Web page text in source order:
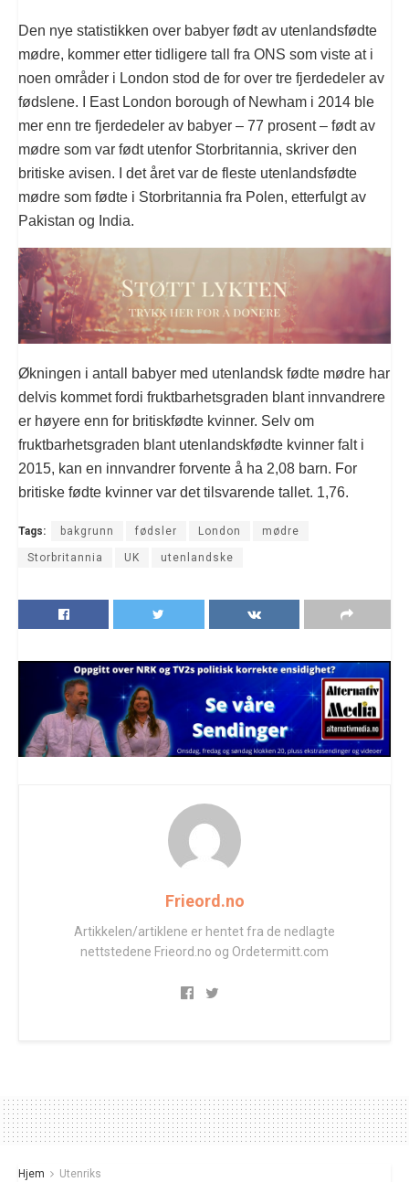
Den nye statistikken over babyer født av utenlandsfødte
mødre, kommer etter tidligere tall fra ONS som viste at i
noen områder i London stod de for over tre fjerdedeler av
fødslene. I East London borough of Newham i 2014 ble
mer enn tre fjerdedeler av babyer – 77 prosent – født av
mødre som var født utenfor Storbritannia, skriver den
britiske avisen. I det året var de fleste utenlandsfødte
mødre som fødte i Storbritannia fra Polen, etterfulgt av
Pakistan og India.
Økningen i antall babyer med utenlandsk fødte mødre har
delvis kommet fordi fruktbarhetsgraden blant innvandrere
er høyere enn for britiskfødte kvinner. Selv om
fruktbarhetsgraden blant utenlandskfødte kvinner falt i
2015, kan en innvandrer forvente å ha 2,08 barn. For
britiske fødte kvinner var det tilsvarende tallet. 1,76.
Tags: bakgrunn fødsler London mødre
Storbritannia UK utenlandske
Frieord.no
Artikkelen/artiklene er hentet fra de nedlagte
nettstedene Frieord.no og Ordetermitt.com
Hjem Utenriks